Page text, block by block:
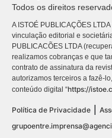
Todos os direitos
A ISTOÉ PUBLICAÇÕES
vinculação editorial e
PUBLICACÕES LTDA
realizamos cobranças e que
contrato de assinatura da
autorizamos terceiros a fazê-
conteúdo digital “https://
Política de Privacidade